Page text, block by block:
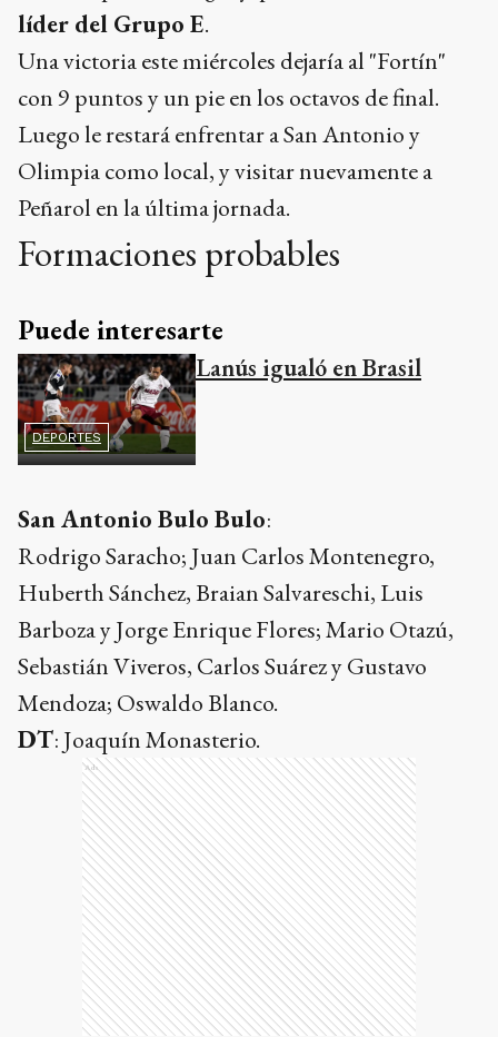
líder del Grupo E.
Una victoria este miércoles dejaría al "Fortín"
con 9 puntos y un pie en los octavos de final.
Luego le restará enfrentar a San Antonio y
Olimpia como local, y visitar nuevamente a
Peñarol en la última jornada.
Formaciones probables
Puede interesarte
DEPORTES
Lanús igualó en Brasil
San Antonio Bulo Bulo:
Rodrigo Saracho; Juan Carlos Montenegro,
Huberth Sánchez, Braian Salvareschi, Luis
Barboza y Jorge Enrique Flores; Mario Otazú,
Sebastián Viveros, Carlos Suárez y Gustavo
Mendoza; Oswaldo Blanco.
DT: Joaquín Monasterio.
Ads